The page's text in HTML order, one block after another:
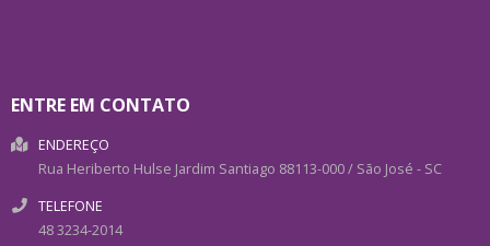
ENTRE EM CONTATO
ENDEREÇO
Rua Heriberto Hulse Jardim Santiago 88113-000/ São José - SC
TELEFONE
48 3234-2014